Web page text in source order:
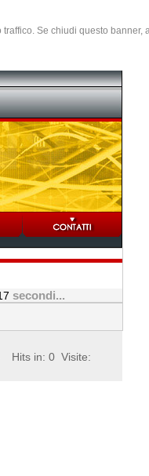
Se chiudi questo banner,
secondi...
Hits in: 0Visite: